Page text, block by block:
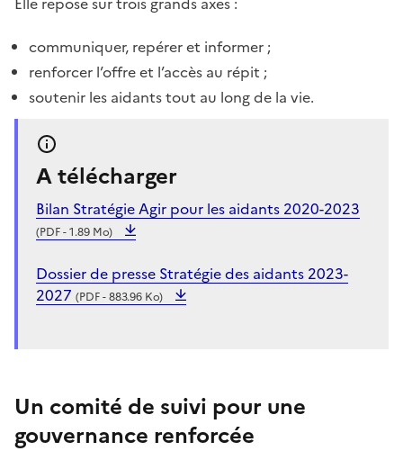
communiquer, repérer et informer ;
renforcer l’offre et l’accès au répit ;
soutenir les aidants tout au long de la vie.
A télécharger
Bilan Stratégie Agir pour les aidants 2020-2023
(PDF - 1.89 Mo)
Dossier de presse Stratégie des aidants 2023-
2027 (PDF - 883.96 Ko)
Un comité de suivi pour une
gouvernance renforcée